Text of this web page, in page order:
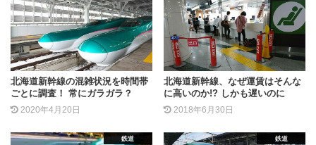
北海道新幹線の混雑状況を時間帯
ごとに調査！ 常にガラガラ？
2020年4月20日
北海道新幹線、なぜ運賃はそんな
に高いのか!? しかも遅いのに
2018年6月30日
鉄道 鉄道